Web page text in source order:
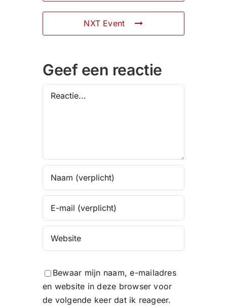
NXT Event
Geef een reactie
Reactie
Bewaar mijn naam, e-mailadres
en website in deze browser voor
de volgende keer dat ik reageer.